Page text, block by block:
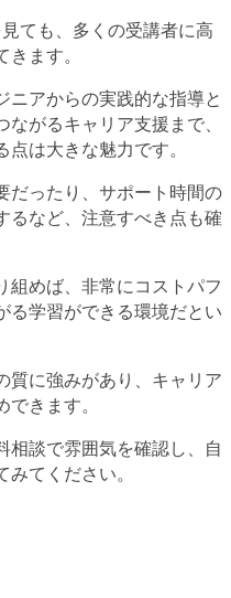
ても、多くの受講者に高
ます。
ニアからの実践的な指導と
がるキャリア支援まで、
は大きな魅力です。
だったり、サポート時間の
るなど、注意すべき点も確
組めば、非常にコストパフ
る学習ができる環境だとい
質に強みがあり、キャリア
きます。
相談で雰囲気を確認し、自
てください。